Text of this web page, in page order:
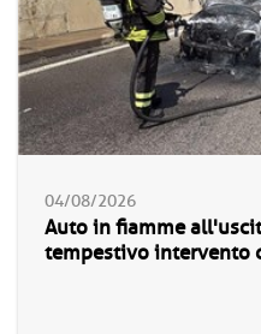
04/08/2026
Auto in fiamme
tempestivo intervento